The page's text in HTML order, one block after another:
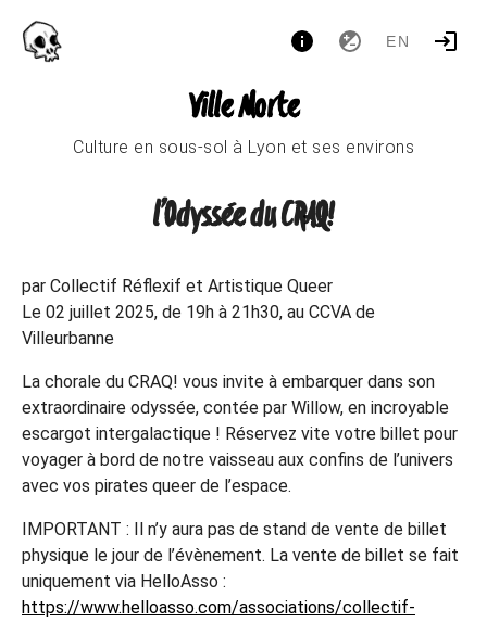
EN
Ville Morte
Culture en sous-sol à Lyon et ses environs
l’Odyssée du CRAQ!
par Collectif Réflexif et Artistique Queer
Le 02 juillet 2025, de 19h à 21h30, au CCVA de
Villeurbanne
La chorale du CRAQ! vous invite à embarquer dans son
extraordinaire odyssée, contée par Willow, en incroyable
escargot intergalactique ! Réservez vite votre billet pour
voyager à bord de notre vaisseau aux confins de l’univers
avec vos pirates queer de l’espace.
IMPORTANT : Il n’y aura pas de stand de vente de billet
physique le jour de l’évènement. La vente de billet se fait
uniquement via HelloAsso :
https://www.helloasso.com/associations/collectif-